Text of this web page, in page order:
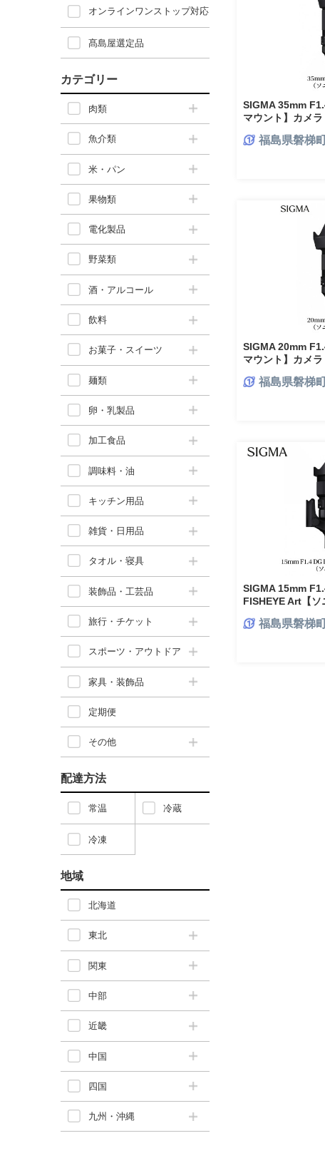
オンラインワンストップ対応
髙島屋選定品
カテゴリー
肉類
魚介類
米・パン
果物類
電化製品
野菜類
酒・アルコール
飲料
お菓子・スイーツ
麺類
卵・乳製品
加工食品
調味料・油
キッチン用品
雑貨・日用品
タオル・寝具
装飾品・工芸品
旅行・チケット
スポーツ・アウトドア
家具・装飾品
定期便
その他
配達方法
常温 冷蔵
冷凍
地域
北海道
東北
関東
中部
近畿
中国
四国
九州・沖縄
SIGMA 35mm
マウント】カメ
福島県磐梯
SIGMA 20mm
マウント】カ
福島県磐梯
SIGMA 15mm
FISHEYE Art【ソ
福島県磐梯